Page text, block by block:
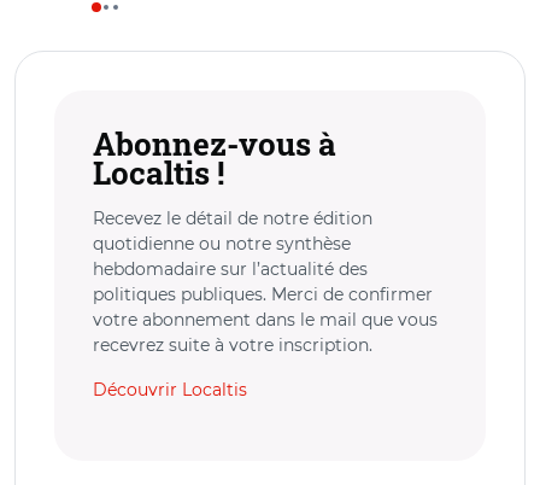
Abonnez-vous à
Localtis !
Recevez le détail de notre édition
quotidienne ou notre synthèse
hebdomadaire sur l’actualité des
politiques publiques. Merci de confirmer
votre abonnement dans le mail que vous
recevrez suite à votre inscription.
Découvrir Localtis